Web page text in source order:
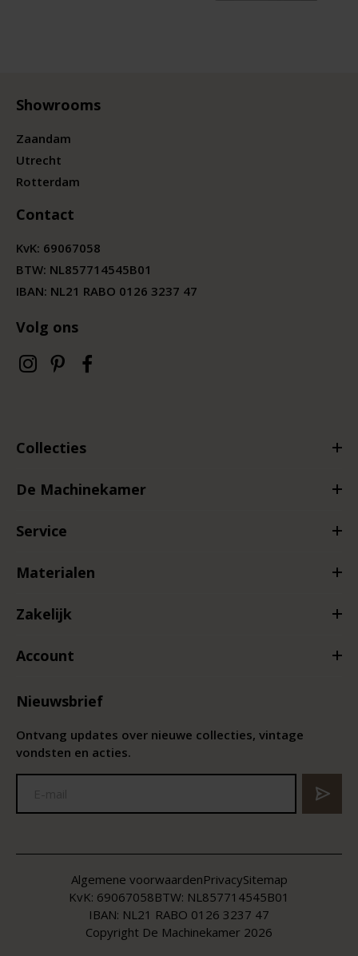
Showrooms
Zaandam
Utrecht
Rotterdam
Contact
KvK: 69067058
BTW: NL857714545B01
IBAN: NL21 RABO 0126 3237 47
Volg ons
Collecties
De Machinekamer
Service
Materialen
Zakelijk
Account
Nieuwsbrief
Ontvang updates over nieuwe collecties, vintage
vondsten en acties.
Copyright De Machinekamer 2026
KvK: 69067058BTW: NL857714545B01
IBAN: NL21 RABO 0126 3237 47
Algemene voorwaardenPrivacySitemap